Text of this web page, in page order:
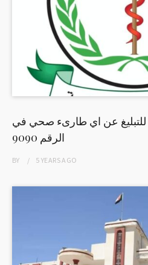
للتبليغ عن اي طارىء صحي في
الرقم 9090
BY 5 YEARSAGO